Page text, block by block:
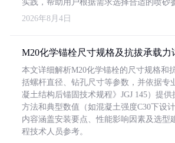
实践，帮助用户根据需求选择合适的喷砂
2026年8月4日
M20化学锚栓尺寸规格及抗拔承载力
本文详细解析M20化学锚栓的尺寸规格和
括螺杆直径、钻孔尺寸等参数，并依据专
凝土结构后锚固技术规程》JGJ 145）提
方法和典型数值（如混凝土强度C30下设计
内容涵盖安装要点、性能影响因素及选型
程技术人员参考。